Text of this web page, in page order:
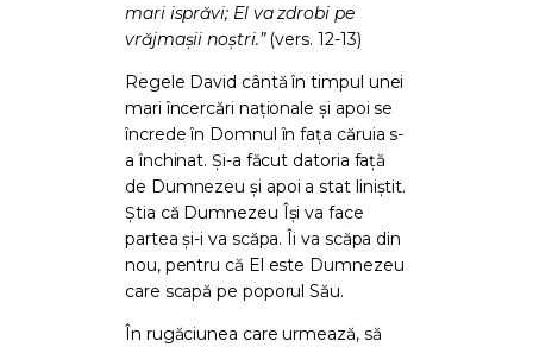
mari isprăvi; El va zdrobi pe
vrăjmașii noştri.”(vers. 12-13)
Regele David cântă în timpul unei
mari încercări naționale și apoi se
încrede în Domnul în fața căruia s-
a închinat. Și-a făcut datoria față
de Dumnezeu și apoi a stat liniștit.
Știa că Dumnezeu Își va face
partea și-i va scăpa. Îi va scăpa din
nou, pentru că El este Dumnezeu
care scapă pe poporul Său.
În rugăciunea care urmează, să